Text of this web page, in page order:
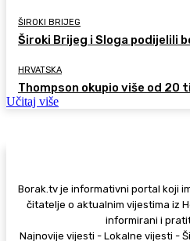
ŠIROKI BRIJEG
Široki Brijeg i Sloga podijelili
HRVATSKA
Thompson okupio više od 20
Učitaj više
Borak.tv je informativni portal koji
čitatelje o aktualnim vijestima iz
informirani i
Najnovije vijesti - Lokalne vijesti -